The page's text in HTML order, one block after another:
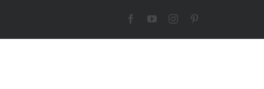
FacebookYouTubeInstagram